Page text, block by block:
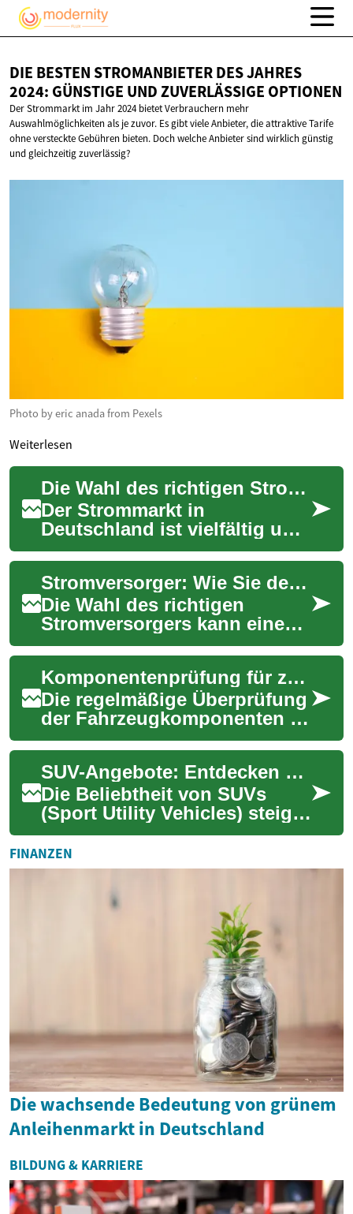
DIE BESTEN STROMANBIETER DES JAHRES
2024: GÜNSTIGE UNDZUVERLÄSSIGE OPTIONEN
Der Strommarkt im Jahr 2024 bietet Verbrauchern mehr
Auswahlmöglichkeiten als je zuvor. Es gibt viele Anbieter, die attraktive Tarife
ohne versteckte Gebühren bieten. Doch welche Anbieter sind wirklich günstig
und gleichzeitig zuverlässig?
Photo by eric anada from Pexels
Weiterlesen
Die Wahl des richtigen Stromanbieters: Geld sparen und Energie effizient nutzen
Der Strommarkt in
Deutschland ist vielfältig und
komplex. Viele Verbraucher
fragen sich, wie sie den
besten Stromanbi...
Stromversorger: Wie Sie den richtigen Anbieter finden und Geld sparen
Die Wahl des richtigen
Stromversorgers kann einen
erheblichen Einfluss auf Ihre
Energiekosten und Ihren
ökologischen ...
Komponentenprüfung für zuverlässige Mobilität
Die regelmäßige Überprüfung
der Fahrzeugkomponenten ist
ein wesentlicher Bestandteil,
um die Langlebigkeit und
Sicher...
SUV-Angebote: Entdecken Sie die besten Modelle und Deals
Die Beliebtheit von SUVs
(Sport Utility Vehicles) steigt
stetig an, und es ist leicht zu
verstehen, warum. Diese
viel...
FINANZEN
Die wachsende Bedeutung von grünem
Anleihenmarkt in Deutschland
BILDUNG & KARRIERE